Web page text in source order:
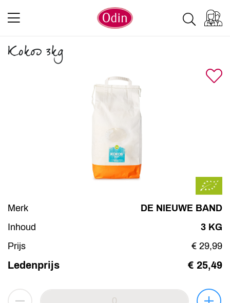
Kokos 3kg
Merk
DE NIEUWE BAND
Inhoud
3 KG
Prijs
€ 29,99
Ledenprijs € 25,49